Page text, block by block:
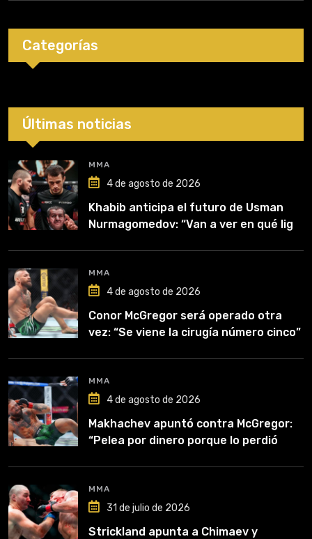
Categorías
Últimas noticias
MMA
4 de agosto de 2026
Khabib anticipa el futuro de Usman
Nurmagomedov: “Van a ver en qué liga
MMA
4 de agosto de 2026
Conor McGregor será operado otra
vez: “Se viene la cirugía número cinco”
MMA
4 de agosto de 2026
Makhachev apuntó contra McGregor:
“Pelea por dinero porque lo perdió
MMA
31 de julio de 2026
Strickland apunta a Chimaev y